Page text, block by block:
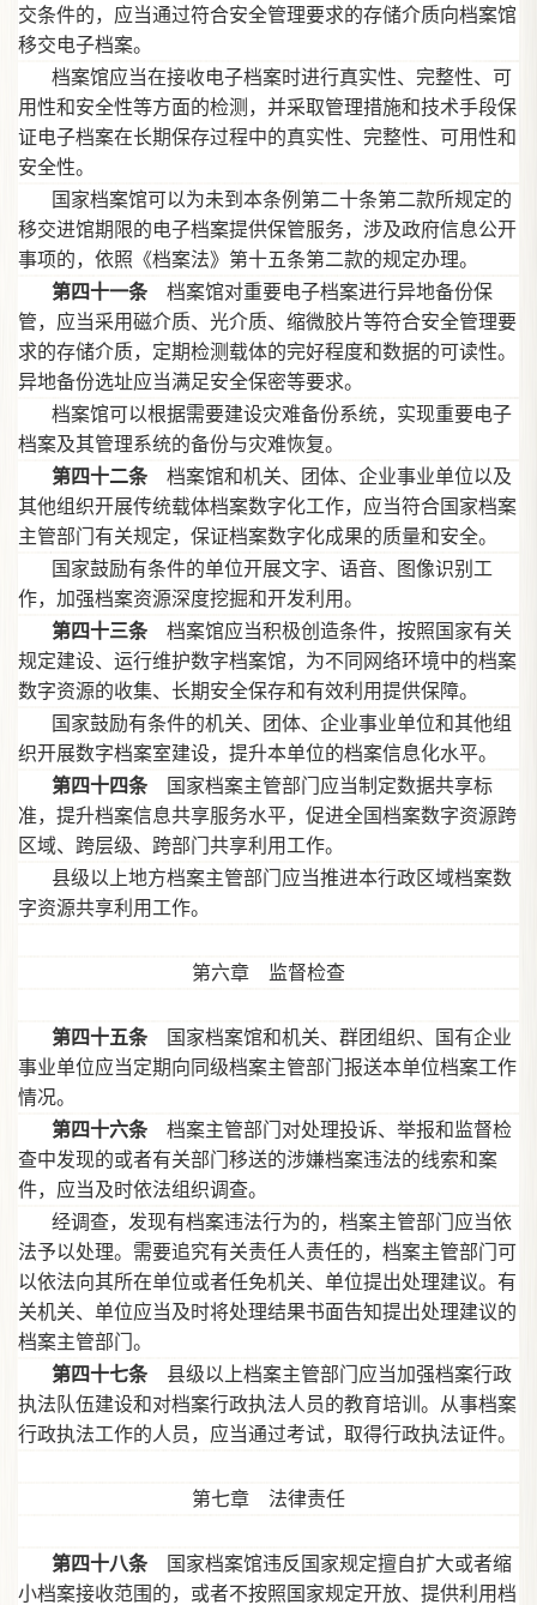
交条件的，应当通过符合安全管理要求的存储介质向档案馆
移交电子档案。
档案馆应当在接收电子档案时进行真实性、完整性、可
用性和安全性等方面的检测，并采取管理措施和技术手段保
证电子档案在长期保存过程中的真实性、完整性、可用性和
安全性。
国家档案馆可以为未到本条例第二十条第二款所规定的
移交进馆期限的电子档案提供保管服务，涉及政府信息公开
事项的，依照《档案法》第十五条第二款的规定办理。
第四十一条 档案馆对重要电子档案进行异地备份保
管，应当采用磁介质、光介质、缩微胶片等符合安全管理要
求的存储介质，定期检测载体的完好程度和数据的可读性。
异地备份选址应当满足安全保密等要求。
档案馆可以根据需要建设灾难备份系统，实现重要电子
档案及其管理系统的备份与灾难恢复。
第四十二条 档案馆和机关、团体、企业事业单位以及
其他组织开展传统载体档案数字化工作，应当符合国家档案
主管部门有关规定，保证档案数字化成果的质量和安全。
国家鼓励有条件的单位开展文字、语音、图像识别工
作，加强档案资源深度挖掘和开发利用。
第四十三条 档案馆应当积极创造条件，按照国家有关
规定建设、运行维护数字档案馆，为不同网络环境中的档案
数字资源的收集、长期安全保存和有效利用提供保障。
国家鼓励有条件的机关、团体、企业事业单位和其他组
织开展数字档案室建设，提升本单位的档案信息化水平。
第四十四条 国家档案主管部门应当制定数据共享标
准，提升档案信息共享服务水平，促进全国档案数字资源跨
区域、跨层级、跨部门共享利用工作。
县级以上地方档案主管部门应当推进本行政区域档案数
字资源共享利用工作。
第六章 监督检查
第四十五条 国家档案馆和机关、群团组织、国有企业
事业单位应当定期向同级档案主管部门报送本单位档案工作
情况。
第四十六条 档案主管部门对处理投诉、举报和监督检
查中发现的或者有关部门移送的涉嫌档案违法的线索和案
件，应当及时依法组织调查。
经调查，发现有档案违法行为的，档案主管部门应当依
法予以处理。需要追究有关责任人责任的，档案主管部门可
以依法向其所在单位或者任免机关、单位提出处理建议。有
关机关、单位应当及时将处理结果书面告知提出处理建议的
档案主管部门。
第四十七条 县级以上档案主管部门应当加强档案行政
执法队伍建设和对档案行政执法人员的教育培训。从事档案
行政执法工作的人员，应当通过考试，取得行政执法证件。
第七章 法律责任
第四十八条 国家档案馆违反国家规定擅自扩大或者缩
小档案接收范围的，或者不按照国家规定开放、提供利用档